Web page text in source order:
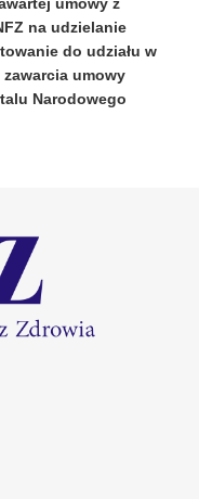
na udzielanie
do udziału w
umowy
Narodowego